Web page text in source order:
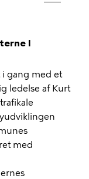
I
i gang med et
ledelse af Kurt
med